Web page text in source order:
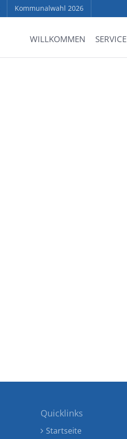
Kommunalwahl 2026
WILLKOMMEN SERVICE
Quicklinks
Startseite